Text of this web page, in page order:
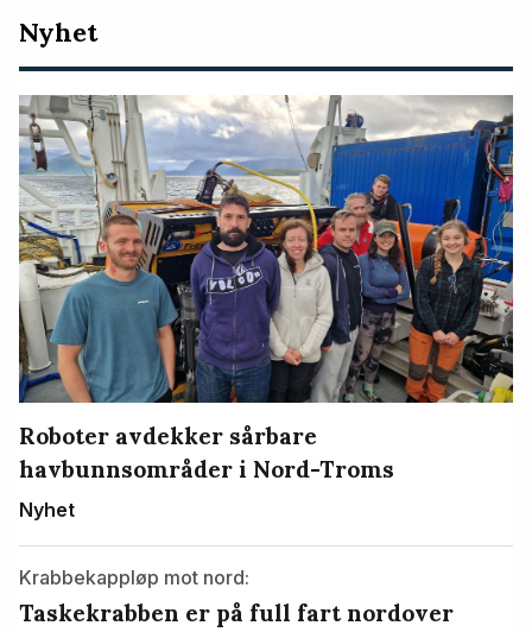
Nyeste
artikler
Nyhet
Roboter avdekker sårbare
havbunnsområder i Nord-Troms
Nyhet
Krabbekappløp mot nord:
Taskekrabben er på full fart nordover